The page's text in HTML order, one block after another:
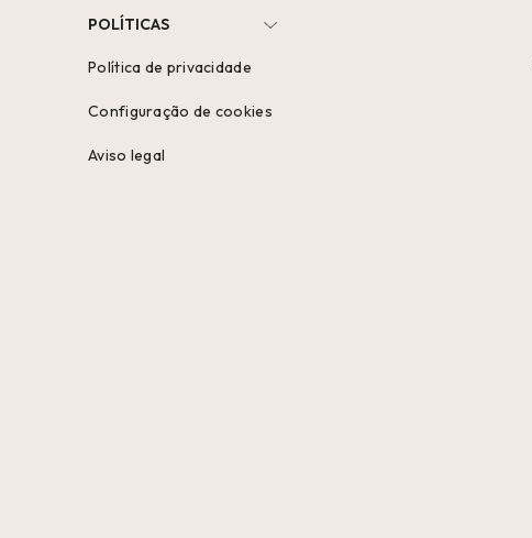
POLÍTICAS
Política de privacidade
Configuração de cookies
Aviso legal